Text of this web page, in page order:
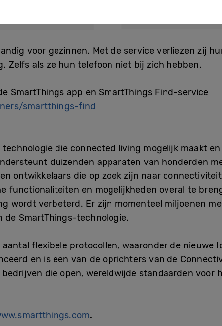
voor gezinnen. Met de service verliezen zij
Zelfs als ze hun telefoon niet bij zich hebben.
SmartThings app en SmartThings Find-service
smartthings-find
die connected living mogelijk maakt
duizenden apparaten van honderden
ontwikkelaars die op zoek zijn naar
functionaliteiten en mogelijkheden overal te
wordt verbeterd. Er zijn momenteel miljoenen
de SmartThings-technologie.
flexibele protocollen, waaronder de nieuwe
en is een van de oprichters van de
die open, wereldwijde standaarden voor
.